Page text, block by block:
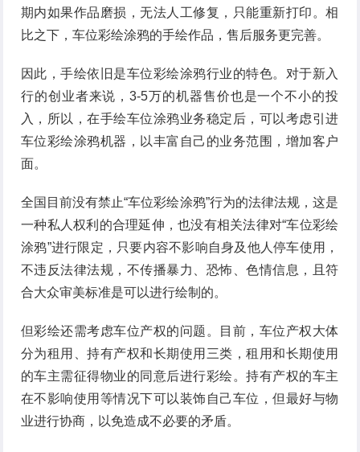
期内如果作品磨损，无法人工修复，只能重新打印。相
比之下，车位彩绘涂鸦的手绘作品，售后服务更完善。
因此，手绘依旧是车位彩绘涂鸦行业的特色。对于新入
行的创业者来说，3-5万的机器售价也是一个不小的投
入，所以，在手绘车位涂鸦业务稳定后，可以考虑引进
车位彩绘涂鸦机器，以丰富自己的业务范围，增加客户
面。
全国目前没有禁止“车位彩绘涂鸦”行为的法律法规，这是
一种私人权利的合理延伸，也没有相关法律对“车位彩绘
涂鸦”进行限定，只要内容不影响自身及他人停车使用，
不违反法律法规，不传播暴力、恐怖、色情信息，且符
合大众审美标准是可以进行绘制的。
但彩绘还需考虑车位产权的问题。目前，车位产权大体
分为租用、持有产权和长期使用三类，租用和长期使用
的车主需征得物业的同意后进行彩绘。持有产权的车主
在不影响使用等情况下可以装饰自己车位，但最好与物
业进行协商，以免造成不必要的矛盾。